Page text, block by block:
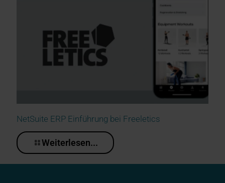
NetSuite ERP Einführung bei Freeletics
Weiterlesen...